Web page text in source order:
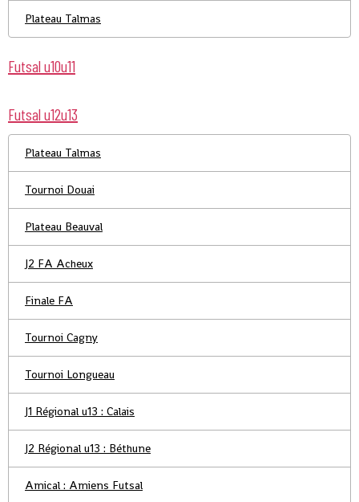
Plateau Talmas
Futsal u10u11
Futsal u12u13
Plateau Talmas
Tournoi Douai
Plateau Beauval
J2 FA Acheux
Finale FA
Tournoi Cagny
Tournoi Longueau
J1 Régional u13 : Calais
J2 Régional u13 : Béthune
Amical : Amiens Futsal